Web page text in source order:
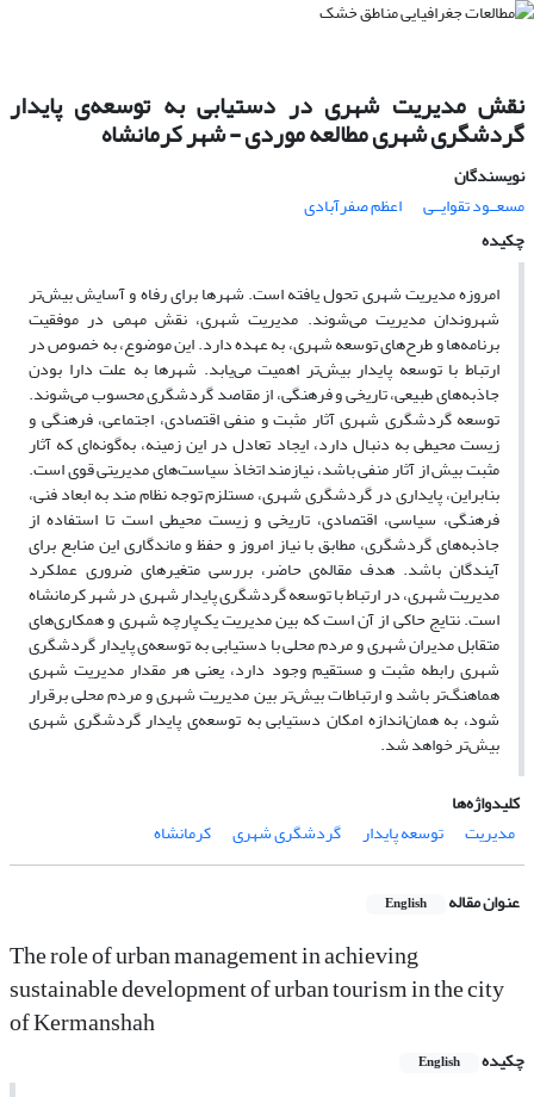
نقش مدیریت شهری در دستیابی به توسعه‌ی پایدار
گردشگری شهری مطالعه موردی - شهر کرمانشاه
نویسندگان
مسعــود تقوایــی
اعظم صفرآبادی
چکیده
امروزه مدیریت شهری تحول یافته است. شهرها برای رفاه و آسایش بیش‌تر
شهروندان مدیریت می‌شوند. مدیریت شهری، نقش مهمی در موفقیت
برنامه‌ها و طرح‌های توسعه شهری، به عهده دارد. این موضوع، به خصوص در
ارتباط با توسعه پایدار بیش‌تر اهمیت می‌یابد. شهرها به علت دارا بودن
جاذبه‌های طبیعی، تاریخی و فرهنگی، از مقاصد گردشگری ‌‌محسوب می‌شوند.
توسعه گردشگری شهری آثار مثبت و منفی اقتصادی، اجتماعی، فرهنگی و
زیست ‌محیطی به دنبال دارد، ایجاد تعادل در این زمینه، به‌گونه‌ای که آثار
مثبت بیش از آثار منفی باشد، نیازمند اتخاذ سیاست‌های مدیریتی قوی است.
بنابراین، پایداری در گردشگری شهری، مستلزم توجه نظام مند به ابعاد فنی،
فرهنگی، سیاسی، اقتصادی، تاریخی و زیست محیطی است تا استفاده از
جاذبه‌های گردشگری، مطابق با نیاز امروز و حفظ و ماندگاری این منابع برای
آیندگان باشد. هدف مقاله‌ی حاضر، بررسی متغیرهای ضروری عملکرد
مدیریت شهری، در ارتباط با توسعه گردشگری پایدار شهری در شهر کرمانشاه
است. نتایج حاکی از آن است که بین مدیریت یک‌پارچه شهری و همکاری‌های
متقابل مدیران شهری و مردم محلی با دستیابی به توسعه‌ی ‌پایدار گردشگری
شهری رابطه مثبت و مستقیم وجود دارد، یعنی هر مقدار مدیریت شهری
هماهنگ‌تر باشد و ارتباطات بیش‌تر بین مدیریت شهری و مردم محلی برقرار
شود، به همان‌اندازه امکان دستیابی به توسعه‌ی پایدار گردشگری شهری
بیش‌تر خواهد شد.
کلیدواژه‌ها
مدیریت
توسعه پایدار گردشگری شهری کرمانشاه
عنوان مقاله English
The role of urban management in achieving
sustainable development of urban tourism in the city
of Kermanshah
چکیده English